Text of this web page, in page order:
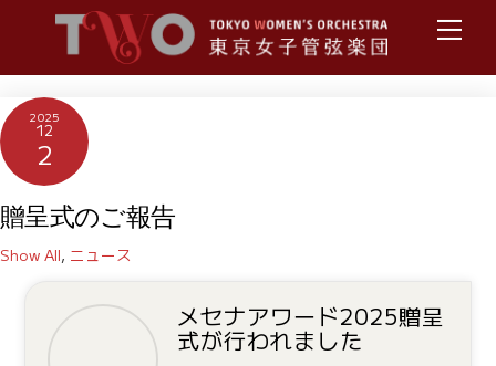
content
メ
ニ
ー
2025
12
2
贈呈式のご報告
Show All, ニュース
メセナアワード2025贈呈
式が行われました